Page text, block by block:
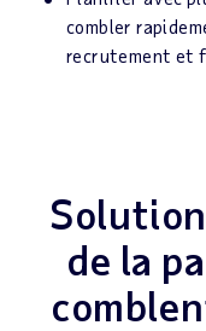
combler
recrutement et
de la